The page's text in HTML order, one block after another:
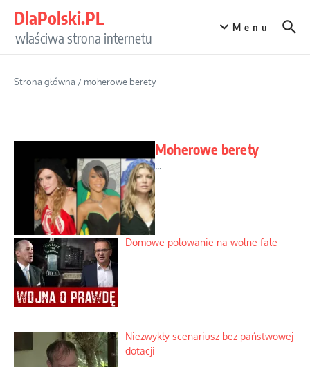
DlaPolski.PL
właściwa strona internetu
Menu
Strona główna / moherowe berety
Moherowe berety
Domowe polowanie na wolne fale
Niezwykły scenariusz bez państwowej
dotacji